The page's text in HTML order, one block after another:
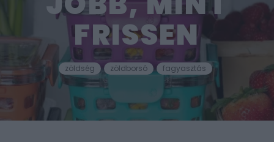
FRISSEN
zöldség zöldborsó fagyasztás